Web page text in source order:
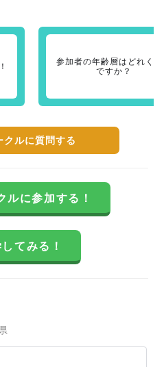
参加者の年齢層はどれく
ですか？
クルに質問する
ルに参加する！
てみる！